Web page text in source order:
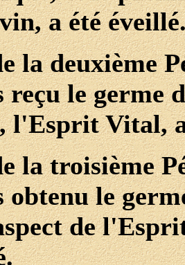
a été
la deuxième
reçu le germe
l'Esprit Vital,
la troisième
obtenu le
de